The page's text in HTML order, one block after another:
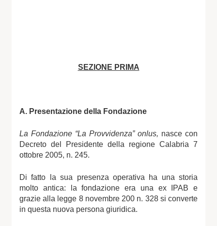
SEZIONE PRIMA
A. Presentazione della Fondazione
La Fondazione “La Provvidenza” onlus, nasce con
Decreto del Presidente della regione Calabria 7
ottobre 2005, n. 245.
Di fatto la sua presenza operativa ha una storia
molto antica: la fondazione era una ex IPAB e
grazie alla legge 8 novembre 200 n. 328 si converte
in questa nuova persona giuridica.